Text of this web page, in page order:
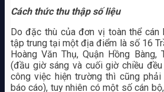
Cách thức thu thập số liệu
Do đặc thù của đơn vị toàn thể cán
tập trung tại một địa điểm là số 16
Hoàng Văn Thụ, Quận Hồng Bàng,
(đầu giờ sáng và cuối giờ chiều
công việc hiện trường thì cũng
báo cáo), tuy nhiên có một số cán